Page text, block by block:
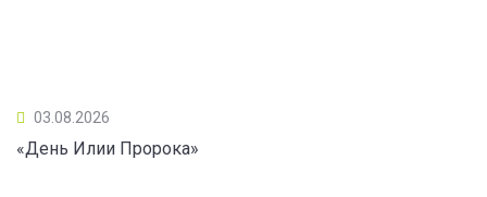
03.08.2026
«День Илии Пророка»